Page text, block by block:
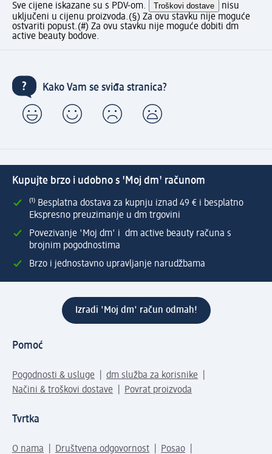
Sve cijene iskazane su s PDV-om. Troškovi dostave
nisu
uključeni u cijenu proizvoda.(§) Za ovu stavku nije moguće
ostvariti popust.(#) Za ovu stavku nije moguće dobiti dm
active beauty bodove.
Kako Vam se sviđa stranica?
Kupujte brzo i udobno s 'Moj dm' računom
⁽¹⁾ Besplatna dostava za kupnju iznad 49 € i besplatno
Ekspresno preuzimanje u dm trgovini
Povezivanje 'Moj dm' i dm active beauty računa s
brojnim pogodnostima
Brzo i jednostavno upravljanje narudžbama
Izradi 'Moj dm' račun odmah!
Pomoć
Pogodnosti & usluge
dm služba za korisnike
Načini & troškovi dostave
Povrat proizvoda
Tvrtka
O nama Društvena odgovornost
Posao